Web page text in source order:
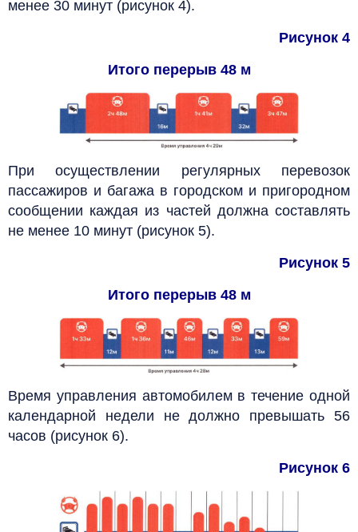
менее 30 минут (рисунок 4).
Рисунок 4
Итого перерыв 48 м
При осуществлении регулярных перевозок
пассажиров и багажа в городском и пригородном
сообщении каждая из частей должна составлять
не менее 10 минут (рисунок 5).
Рисунок 5
Итого перерыв 48 м
Время управления автомобилем в течение одной
календарной недели не должно превышать 56
часов (рисунок 6).
Рисунок 6